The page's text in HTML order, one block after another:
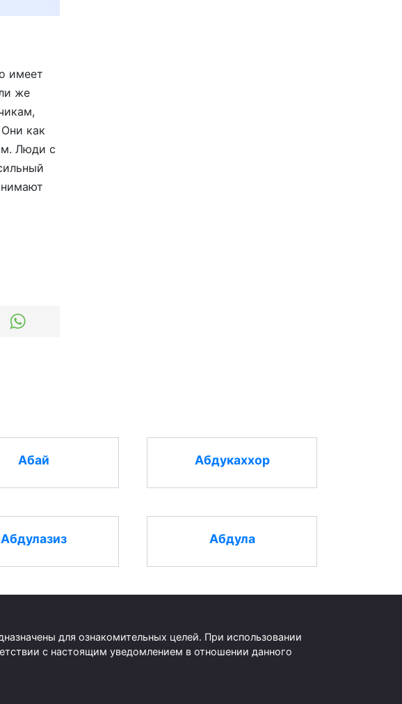
имеет
же
как
Люди с
Абай Абдукаххор
Абдулазиз Абдула
для ознакомительных целей. При использовании
с настоящим уведомлением в отношении данного